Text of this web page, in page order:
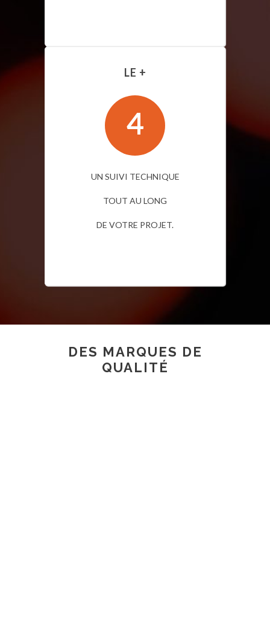
LE +
4
UN SUIVI TECHNIQUE
TOUT AU LONG
DE VOTRE PROJET.
DES MARQUES DE
QUALITÉ